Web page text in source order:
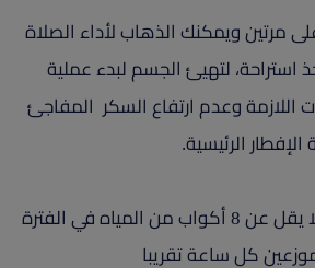
مرتين ويمكنك الذهاب لأداء الصلاة
لتهيئ الجسم لبدء عملية
اللازمة وعدم ارتفاع السكر المفاجئ
الرئيسية.
• يفضل إستهلاك ما لا يقل عن 8 أكواب من المياه في الفترة
كل ساعة تقريبا